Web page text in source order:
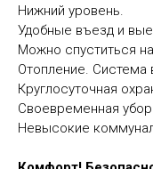
Нижний уровень.
Удобные въезд и
Можно спуститься
Отопление. Система
Круглосуточная
Своевременная
Невысокие